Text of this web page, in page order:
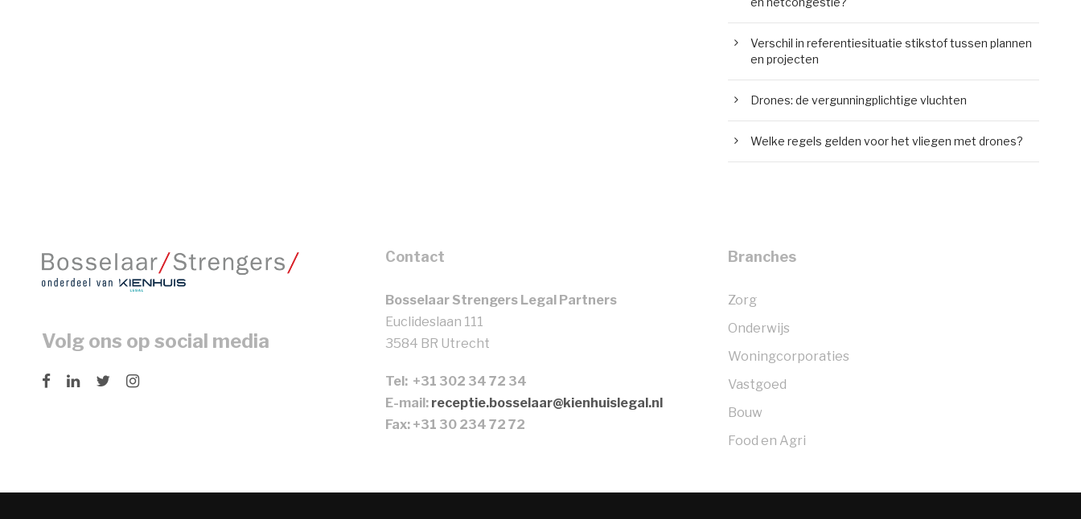
Verschil in referentiesituatie stikstof tussen plannen
en projecten
Drones: de vergunningplichtige vluchten
Welke regels gelden voor het vliegen met drones?
Volg ons op social media
Contact
Bosselaar Strengers Legal Partners
Euclideslaan 111
3584 BR Utrecht
Tel: +31 302 34 72 34
E-mail: receptie.bosselaar@kienhuislegal.nl
Fax: +31 30 234 72 72
Branches
Zorg
Onderwijs
Woningcorporaties
Vastgoed
Bouw
Food en Agri